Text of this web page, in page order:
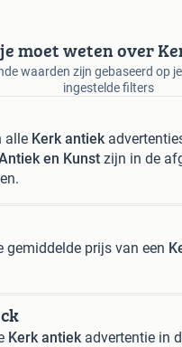
moet weten over
waarden zijn gebaseerd op
ingestelde filters
alle Kerk antiek
en Kunst zijn in de
gemiddelde prijs van een
Kerk antiek advertentie in